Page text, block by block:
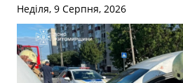
Неділя, 9 Серпня, 2026